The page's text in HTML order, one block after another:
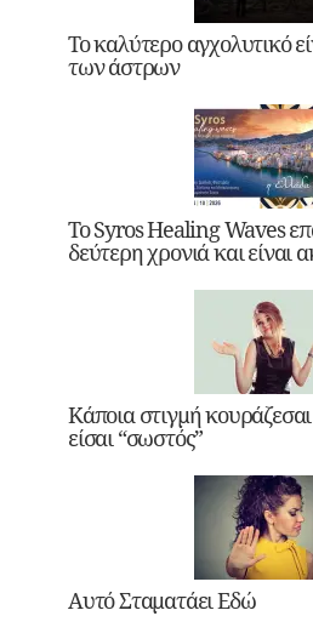
Το καλύτερο αγχολυτικό
των άστρων
Το Syros Healing Waves
δεύτερη χρονιά και είναι
Κάποια στιγμή
είσαι “σωστός”
Αυτό Σταματάει Εδώ